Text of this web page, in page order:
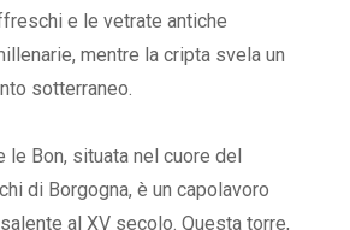
e le vetrate antiche
mentre la cripta svela un
sotterraneo.
le Bon, situata nel cuore del
di Borgogna, è un capolavoro
al XV secolo. Questa torre,